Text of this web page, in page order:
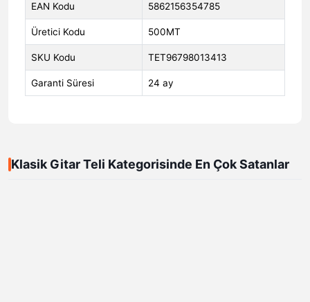
EAN Kodu 5862156354785
Üretici Kodu 500MT
SKU Kodu TET96798013413
Garanti Süresi 24 ay
Klasik Gitar Teli Kategorisinde En Çok Satanlar